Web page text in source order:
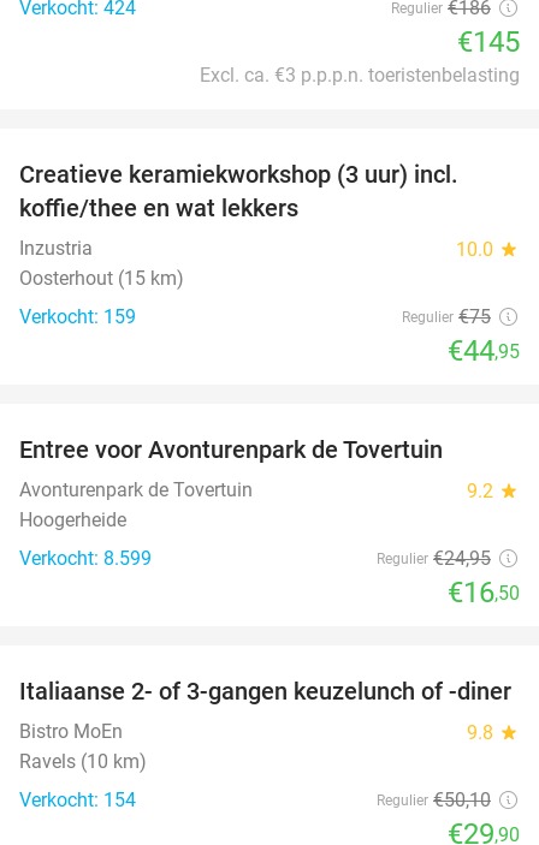
Verkocht: 424
Regulier €186
€145
Excl. ca. €3 p.p.p.n. toeristenbelasting
Creatieve keramiekworkshop (3 uur) incl.
koffie/thee en wat lekkers
Inzustria 10.0 star
Oosterhout (15 km)
Verkocht: 159
Regulier €75
€44,95
Entree voor Avonturenpark de Tovertuin
Avonturenpark de Tovertuin 9.2 star
Hoogerheide
Verkocht: 8.599
Regulier €24,95
€16,50
40%
Italiaanse 2- of 3-gangen keuzelunch of -diner
Bistro MoEn 9.8 star
Ravels (10 km)
Verkocht: 154
Regulier €50,10
€29,90